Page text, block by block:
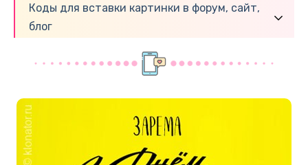
Коды для вставки картинки в форум, сайт,
блог